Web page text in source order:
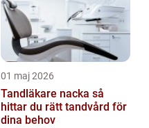
01 maj 2026
Tandläkare nacka så
hittar du rätt tandvård för
dina behov